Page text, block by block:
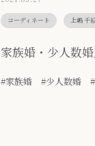
コーディネート 上嶋 千
家族婚・少人数
#家族婚 #少人数婚